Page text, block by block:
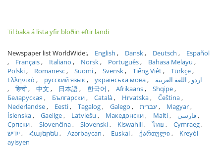
Til baka á lista yfir blöðin eftir landi
Newspaper list WorldWide: English Dansk Deutsch
Español
Français
Italiano Norsk Português
Bahasa Melayu
Polski
Romanesc Suomi Svensk Tiếng Việt
Türkçe
Ελληνικά
русский язык українська мова اردو
اللغة العربية
हिन्दी
中文 日本語 한국어 Afrikaans
Shqipe
Беларуская
Български Català Hrvatska
Čeština
Nederlandse
Eesti Tagalog Galego עברית
Magyar
Íslenska
Gaeilge Latviešu Македонски Malti
فارسی
Српски
Slovenčina Slovenski Kiswahili ไทย
Cymraeg
ייִדיש
Հայերեն Azərbaycan Euskal ქართული
Kreyòl
ayisyen